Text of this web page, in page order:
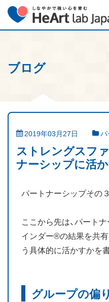
ホーム
クリフトンストレングス®（スト
ストレングスコーチング／セミナ
研修・人材育成／組織開発支援
コーチ紹介
お客様の声
お知らせ
ブログ
2019年03月27日
ストレングスフ
ナーシップに活
パートナーシップその
ここから先は、パート
インダー®の結果を共
う具体的に活かすかを
グループの偏